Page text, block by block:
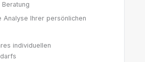
Analyse Ihrer persönlichen
individuellen